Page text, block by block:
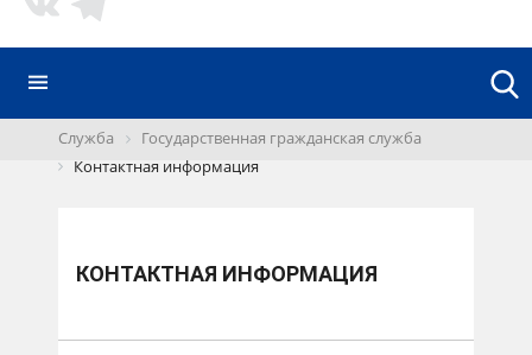
Служба
Государственная гражданская служба
Контактная информация
КОНТАКТНАЯ ИНФОРМАЦИЯ